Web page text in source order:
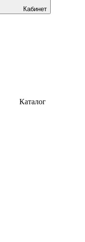
Кабинет
Каталог